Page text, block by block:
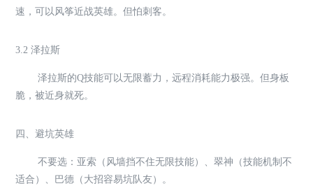
速，可以风筝近战英雄。但怕刺客。
3.2 泽拉斯
泽拉斯的Q技能可以无限蓄力，远程消耗能力极强。但身板
脆，被近身就死。
四、避坑英雄
不要选：亚索（风墙挡不住无限技能）、翠神（技能机制不
适合）、巴德（大招容易坑队友）。